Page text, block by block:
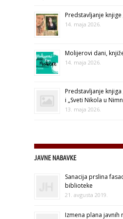
Predstavljanje knjige
14. maja 2026.
Molijerovi dani,
14. maja 2026.
Predstavljanje knjiga
i „Sveti Nikola u
13. maja 2026.
JAVNE NABAVKE
Sanacija prslina
biblioteke
21. avgusta 2019.
Izmena plana javnih